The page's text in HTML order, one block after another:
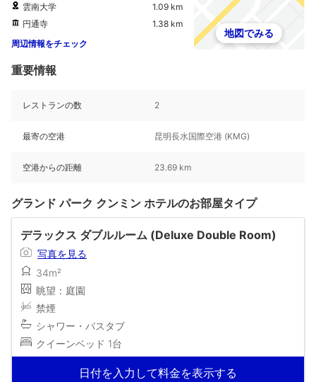
雲南大学
1.09 km
円通寺
1.38 km
周辺情報をチェック
地図でみる
重要情報
レストランの数 2
最寄の空港 昆明長水国際空港 (KMG)
空港からの距離 23.69 km
グランド パーク クンミン ホテルのお部屋タイプ
デラックス ダブルルーム (Deluxe Double Room)
写真を見る
34m²
眺望：庭園
禁煙
シャワー・バスタブ
クイーンベッド 1台
日付を入力して料金を表示する